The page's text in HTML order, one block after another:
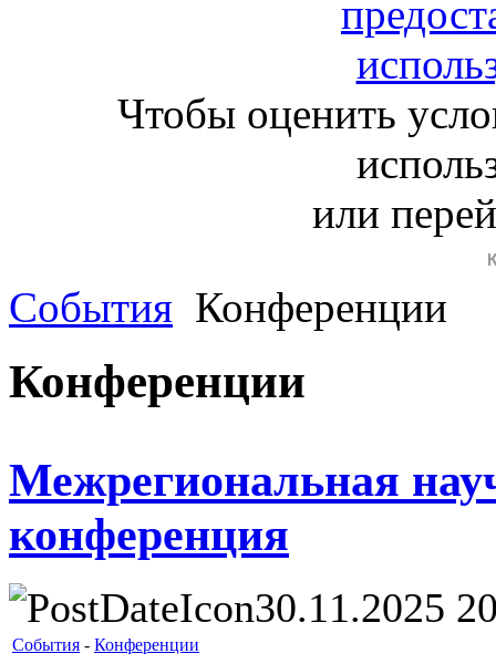
Чтобы оценить
или
События Конференции
Конференции
Межрегиональная
конференция
30.11.2025
События - Конференции